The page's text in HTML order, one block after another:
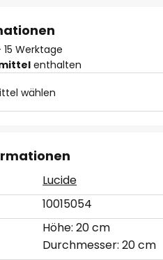
15 Werktage
enthalten
wählen
Lucide
10015054
Höhe: 20 cm
Durchmesser: 20 cm